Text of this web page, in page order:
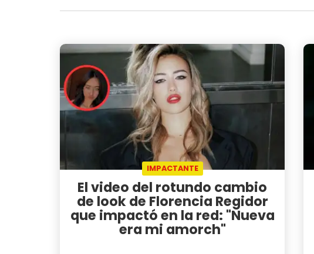
IMPACTANTE
El video del rotundo cambio
de look de Florencia Regidor
que impactó en la red: "Nueva
era mi amorch"